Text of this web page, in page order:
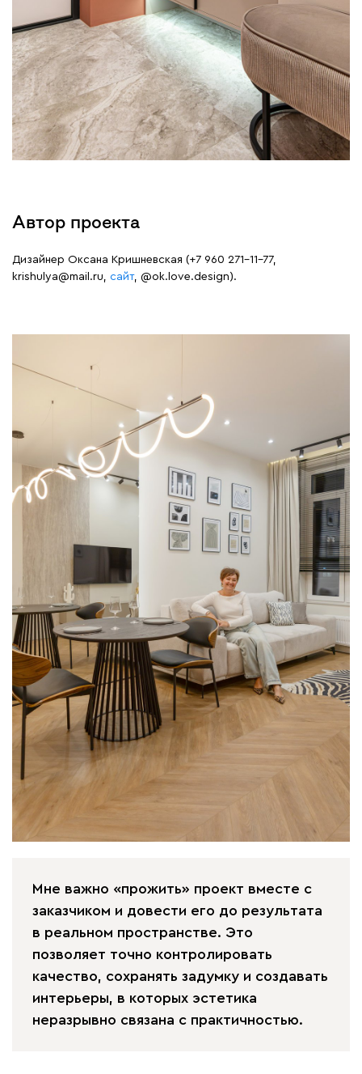
Автор проекта
Дизайнер Оксана Кришневская (+7 960 271-11-77,
krishulya@mail.ru, сайт, @ok.love.design).
Мне важно «прожить» проект вместе с
заказчиком и довести его до результата
в реальном пространстве. Это
позволяет точно контролировать
качество, сохранять задумку и создавать
интерьеры, в которых эстетика
неразрывно связана с практичностью.